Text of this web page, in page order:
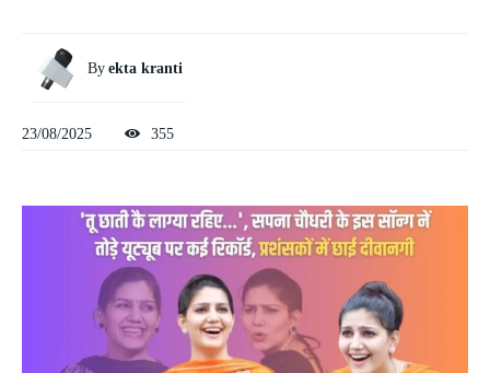
By ekta kranti
23/08/2025 355